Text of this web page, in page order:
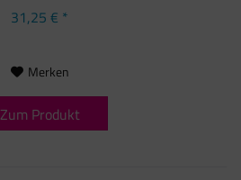
31,25 € *
Merken
Zum Produkt